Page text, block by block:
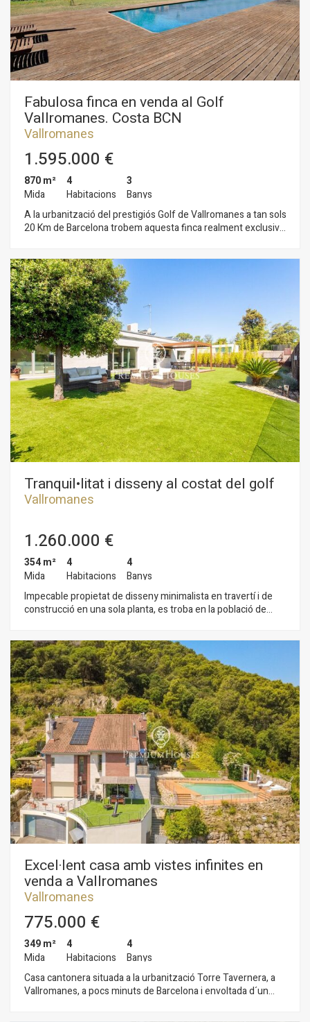
Fabulosa finca en venda al Golf
Vallromanes. Costa BCN
Vallromanes
1.595.000 €
870 m²
Mida
4
Habitacions
3
Banys
A la urbanització del prestigiós Golf de Vallromanes a tan sols
20 Km de Barcelona trobem aquesta finca realment exclusiva.
24m2, pavelló exterior 80m2 i porxos la fan ideal per a gaudir
de la vida a l'aire lliure, al mateix temps que el seu acollidor
ambient rústic i de disseny ens fa gaudir dels seus salons i
àmplies estances. Té garatge per a 3 cotxes i una gran
esplanada exterior per a aparcar més vehicles. L'habitatge
principal de 335m2 està disposat en 2 plantes separades i
independents a les quals es pot accedir per dues entrades. A
la planta 0 de 185m2 hi ha 2 habitacions, 1 bany, 2 salons, 1
quart de neteja i 1 vestidor. A la planta 1 de 133m2 i 35m2 de
terrassa hi ha 2 habitacions, 1 bany, 1 saló, 1 cuina i 1
menjador. En una altra zona de l'ampli terreny hi ha 2
magatzems de 331m2, picador de 30x15 i 3 boxs de 42m2
per a cavalls. Es tracta d'una finca a l'entrada del Golf i amb
infinites possibilitats.
Tranquil•litat i disseny al costat del golf
Vallromanes
1.260.000 €
354 m²
Mida
4
Habitacions
4
Banys
Impecable propietat de disseny minimalista en travertí i de
construcció en una sola planta, es troba en la població de
Vallromanes, disposa d'espais ben pensats per a fer la vida
comoda, consta de 4 dormitoris (2 d'ells en suite), 3 banys i un
lavabo. Gran saló menjador, cuina i zona de rentada
independent. Tota la propietat volteja la piscina exterior i
disposa de grans finestrals envidrats que nos permeten
incorporar el jardí a l'interior de l'habitatge. De recent
construcció, disposa de materials d'alta gamma, plaques
solars, sol radiant, alarma, aire condicionat con bomba de
calor, aspiració centralitzada, persianes automàtiques,
sistema de reg al jardí, aigua de la piscina dessalinitzada i
barbacoa.El garatge s'uneixi construcció annexa a la casa,
situat estratègicament per a tancar l'espai construït i donar
privacitat en la zona de la piscina i barbacoa.
Excel·lent casa amb vistes infinites en
venda a Vallromanes
Vallromanes
775.000 €
349 m²
Mida
4
Habitacions
4
Banys
Casa cantonera situada a la urbanització Torre Tavernera, a
Vallromanes, a pocs minuts de Barcelona i envoltada d´un